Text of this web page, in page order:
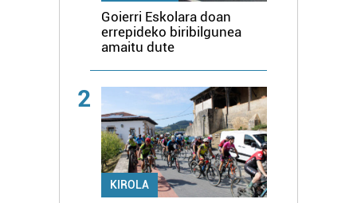
Goierri Eskolara doan
errepideko biribilgunea
amaitu dute
2
KIROLA